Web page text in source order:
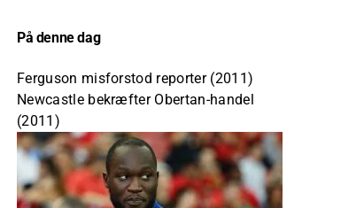
På denne dag
Ferguson misforstod reporter (2011)
Newcastle bekræfter Obertan-handel
(2011)